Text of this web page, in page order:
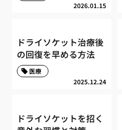
2026.01.15
ドライソケット治療後
の回復を早める方法
2025.12.24
医療
ドライソケットを招く